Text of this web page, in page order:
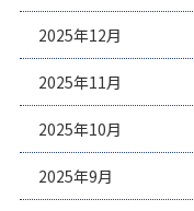
2025年12月
2025年11月
2025年10月
2025年9月